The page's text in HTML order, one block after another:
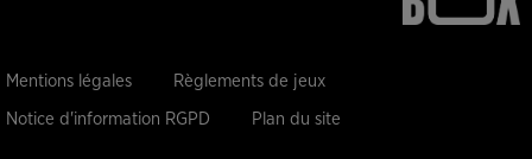
Mentions légales Règlements de jeux
Notice d'information RGPD Plan du site